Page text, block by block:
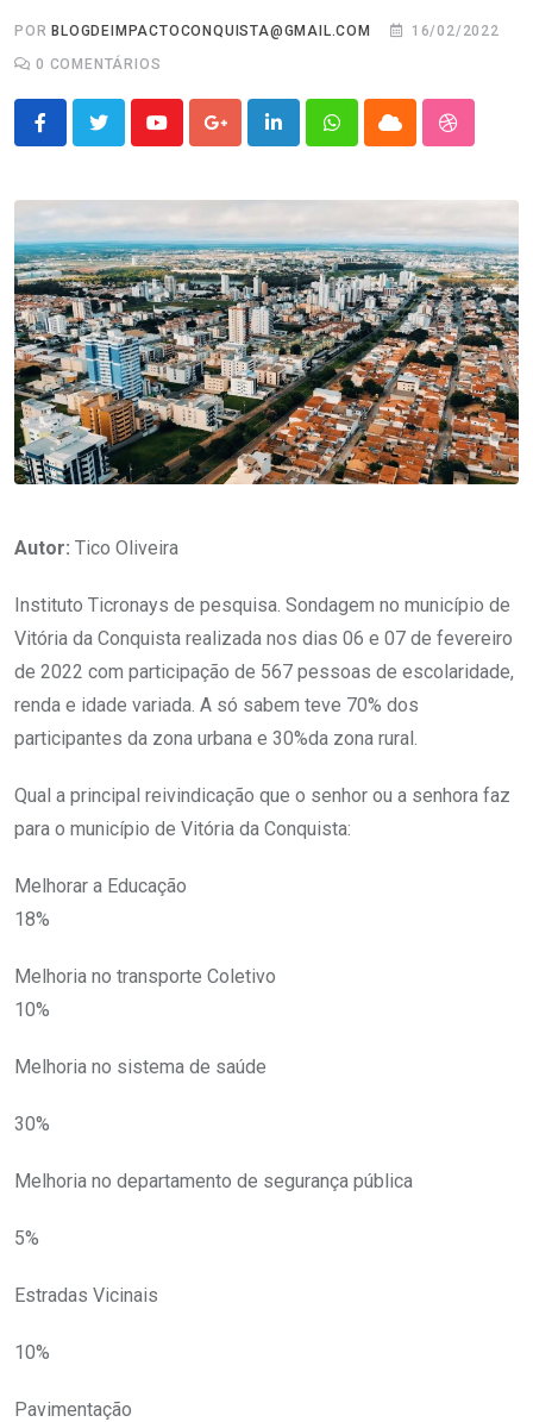
POR BLOGDEIMPACTOCONQUISTA@GMAIL.COM
16/02/2022
0 COMENTÁRIOS
YoutubeGoogle+LinkedInWhatsappCloud
Autor: Tico Oliveira
Instituto Ticronays de pesquisa. Sondagem no município de
Vitória da Conquista realizada nos dias 06 e 07 de fevereiro
de 2022 com participação de 567 pessoas de escolaridade,
renda e idade variada. A só sabem teve 70% dos
participantes da zona urbana e 30%da zona rural.
Qual a principal reivindicação que o senhor ou a senhora faz
para o município de Vitória da Conquista:
Melhorar a Educação
18%
Melhoria no transporte Coletivo
10%
Melhoria no sistema de saúde
30%
Melhoria no departamento de segurança pública
5%
Estradas Vicinais
10%
Pavimentação